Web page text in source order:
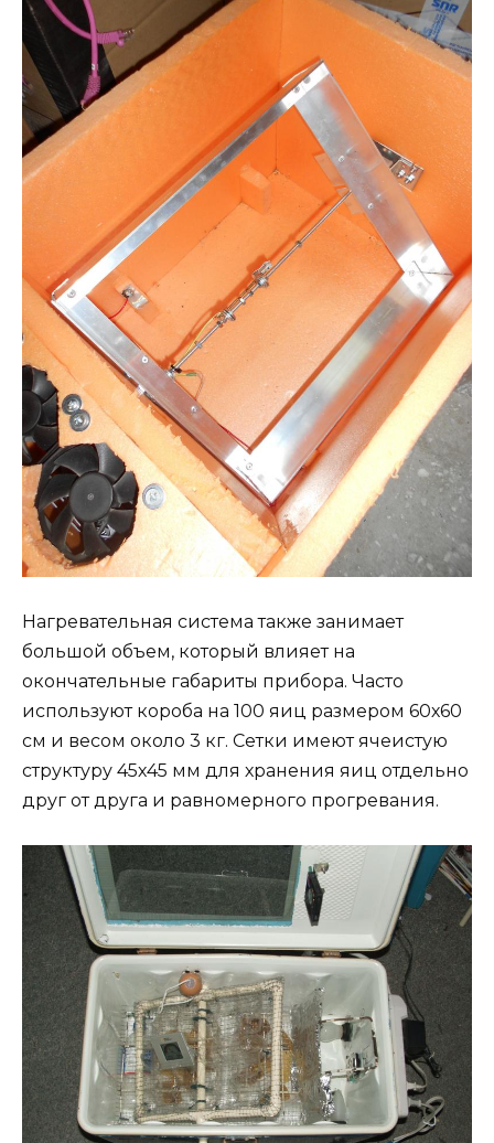
Нагревательная система также занимает
большой объем, который влияет на
окончательные габариты прибора. Часто
используют короба на 100 яиц размером 60х60
см и весом около 3 кг. Сетки имеют ячеистую
структуру 45х45 мм для хранения яиц отдельно
друг от друга и равномерного прогревания.